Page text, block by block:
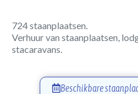
724 staanplaatsen.
Verhuur van staanplaatsen,
stacaravans.
Beschikbare